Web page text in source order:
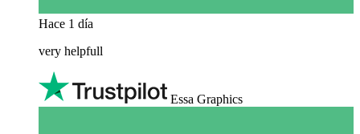
Hace 1 día
very helpfull
Essa Graphics